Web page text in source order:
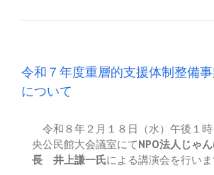
令和７年度重層的支援体制整備
について
令和８年２月１８日（水）午後１
央公民館大会議室にてNPO法人じゃ
長 井上謙一氏による講演会を行いま